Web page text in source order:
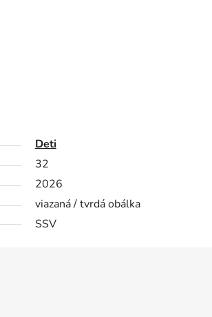
Deti
32
2026
viazaná / tvrdá obálka
SSV